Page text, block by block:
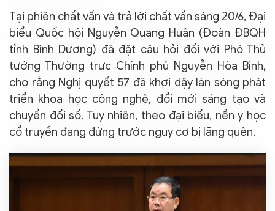
Tại phiên chất vấn và trả lời chất vấn sáng 20/6, Đại
biểu Quốc hội Nguyễn Quang Huân (Đoàn ĐBQH
tỉnh Bình Dương) đã đặt câu hỏi đối với Phó Thủ
tướng Thường trực Chính phủ Nguyễn Hòa Bình,
cho rằng Nghị quyết 57 đã khơi dậy làn sóng phát
triển khoa học công nghệ, đổi mới sáng tạo và
chuyển đổi số. Tuy nhiên, theo đại biểu, nền y học
cổ truyền đang đứng trước nguy cơ bị lãng quên.